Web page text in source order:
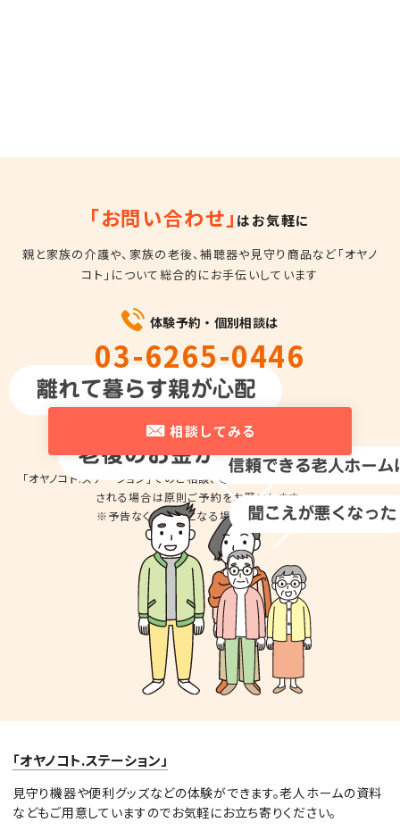
「お問い合わせ」 はお気軽に
親と家族の介護や、家族の老後、補聴器や見守り商品など「オヤノ
コト」について総合的にお手伝いしています
体験予約・個別相談は
03-6265-0446
平日10時～18時
相談してみる
「オヤノコト.ステーション」でのご相談、商品のお試しのため来店を希望
される場合は原則ご予約をお願いします。
※予告なくお休みとなる場合があります。
「オヤノコト.ステーション」
見守り機器や便利グッズなどの体験ができます。老人ホームの資料
などもご用意していますのでお気軽にお立ち寄りください。